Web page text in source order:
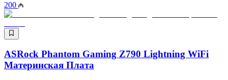
200
ASRock Phantom Gaming Z790 Lightning WiFi
Материнская Плата